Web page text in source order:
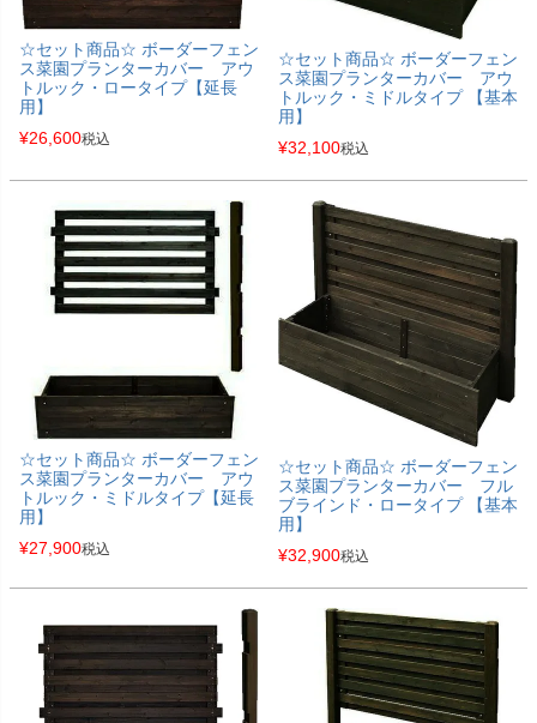
☆セット商品☆ ボーダーフェン
ス菜園プランターカバー アウ
トルック・ロータイプ【延長
用】
¥26,600税込
☆セット商品☆ ボーダーフェン
ス菜園プランターカバー アウ
トルック・ミドルタイプ 【基本
用】
¥32,100税込
☆セット商品☆ ボーダーフェン
ス菜園プランターカバー アウ
トルック・ミドルタイプ【延長
用】
¥27,900税込
☆セット商品☆ ボーダーフェン
ス菜園プランターカバー フル
ブラインド・ロータイプ 【基本
用】
¥32,900税込